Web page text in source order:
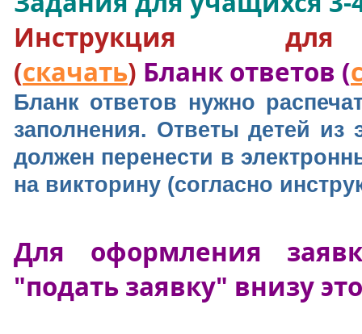
Инструкция для
(скачать) Бланк ответов (
Бланк ответов нужно
заполнения. Ответы детей из
должен перенести в
на викторину (согласно
Для оформления
"подать заявку" внизу